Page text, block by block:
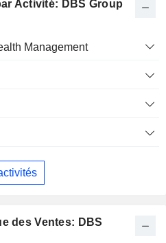
Activité: DBS Group
Management
des Ventes: DBS